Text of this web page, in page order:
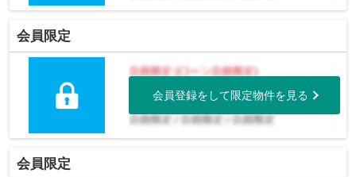
会員限定
会員登録をして限定物件を見る
会員限定